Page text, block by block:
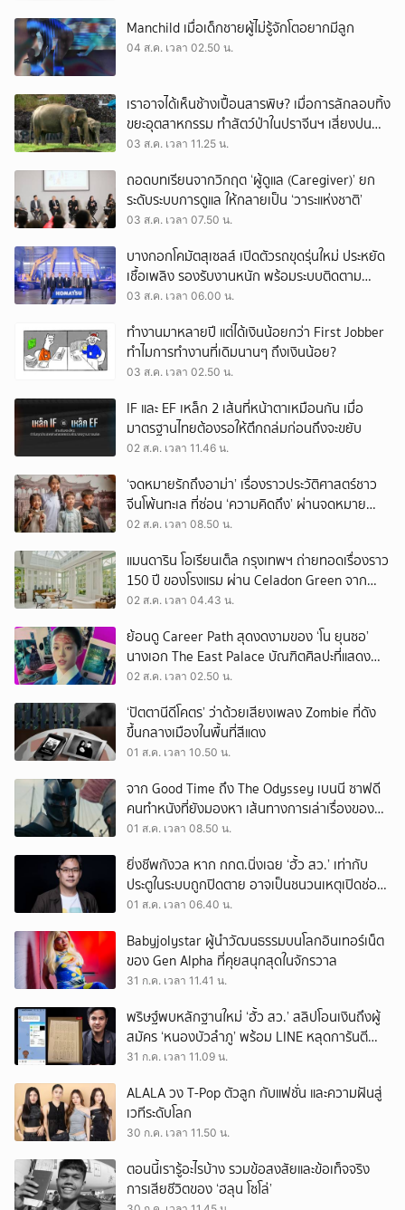
Manchild เมื่อเด็กชายผู้ไม่รู้จักโตอยากมีลูก
04 ส.ค. เวลา 02.50 น.
เราอาจได้เห็นช้างเปื้อนสารพิษ? เมื่อการลักลอบทิ้ง
ขยะอุตสาหกรรม ทำสัตว์ป่าในปราจีนฯ เสี่ยงปน
เปื้อน
03 ส.ค. เวลา 11.25 น.
ถอดบทเรียนจากวิกฤต ‘ผู้ดูแล (Caregiver)’ ยก
ระดับระบบการดูแล ให้กลายเป็น ‘วาระแห่งชาติ’
03 ส.ค. เวลา 07.50 น.
บางกอกโคมัตสุเซลส์ เปิดตัวรถขุดรุ่นใหม่ ประหยัด
เชื้อเพลิง รองรับงานหนัก พร้อมระบบติดตาม
เครื่องจักรผ่านดาวเทียม
03 ส.ค. เวลา 06.00 น.
ทำงานมาหลายปี แต่ได้เงินน้อยกว่า First Jobber
ทำไมการทำงานที่เดิมนานๆ ถึงเงินน้อย?
03 ส.ค. เวลา 02.50 น.
IF และ EF เหล็ก 2 เส้นที่หน้าตาเหมือนกัน เมื่อ
มาตรฐานไทยต้องรอให้ตึกถล่มก่อนถึงจะขยับ
02 ส.ค. เวลา 11.46 น.
‘จดหมายรักถึงอาม่า’ เรื่องราวประวัติศาสตร์ชาว
จีนโพ้นทะเล ที่ซ่อน ‘ความคิดถึง’ ผ่านจดหมาย
‘โพยก๊วน’
02 ส.ค. เวลา 08.50 น.
แมนดาริน โอเรียนเต็ล กรุงเทพฯ ถ่ายทอดเรื่องราว
150 ปี ของโรงแรม ผ่าน Celadon Green จาก
เครื่องศิลาดล
02 ส.ค. เวลา 04.43 น.
ย้อนดู Career Path สุดงดงามของ ‘โน ยุนซอ’
นางเอก The East Palace บัณฑิตศิลปะที่แสดง
เรื่องไหนก็ปัง
02 ส.ค. เวลา 02.50 น.
‘ปัตตานีดีโคตร’ ว่าด้วยเสียงเพลง Zombie ที่ดัง
ขึ้นกลางเมืองในพื้นที่สีแดง
01 ส.ค. เวลา 10.50 น.
จาก Good Time ถึง The Odyssey เบนนี ซาฟดี
คนทำหนังที่ยังมองหา เส้นทางการเล่าเรื่องของตัว
เอง
01 ส.ค. เวลา 08.50 น.
ยิ่งชีพกังวล หาก กกต.นิ่งเฉย ‘ฮั้ว สว.’ เท่ากับ
ประตูในระบบถูกปิดตาย อาจเป็นชนวนเหตุเปิดช่อง
‘ลงถนน’
01 ส.ค. เวลา 06.40 น.
Babyjolystar ผู้นำวัฒนธรรมบนโลกอินเทอร์เน็ต
ของ Gen Alpha ที่คุยสนุกสุดในจักรวาล
31 ก.ค. เวลา 11.41 น.
พริษฐ์พบหลักฐานใหม่ ‘ฮั้ว สว.’ สลิปโอนเงินถึงผู้
สมัคร ‘หนองบัวลำภู’ พร้อม LINE หลุดการันตี
ตำแหน่ง
31 ก.ค. เวลา 11.09 น.
ALALA วง T-Pop ตัวลูก กับแฟชั่น และความฝันสู่
เวทีระดับโลก
30 ก.ค. เวลา 11.50 น.
ตอนนี้เรารู้อะไรบ้าง รวมข้อสงสัยและข้อเท็จจริง
การเสียชีวิตของ ‘ฮลุน โซโล่’